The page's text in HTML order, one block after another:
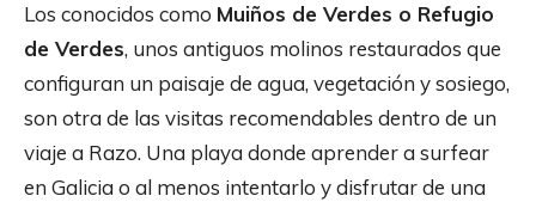
Los conocidos como Muiños de Verdes o Refugio
de Verdes, unos antiguos molinos restaurados que
configuran un paisaje de agua, vegetación y sosiego,
son otra de las visitas recomendables dentro de un
viaje a Razo. Una playa donde aprender a surfear
en Galicia o al menos intentarlo y disfrutar de una